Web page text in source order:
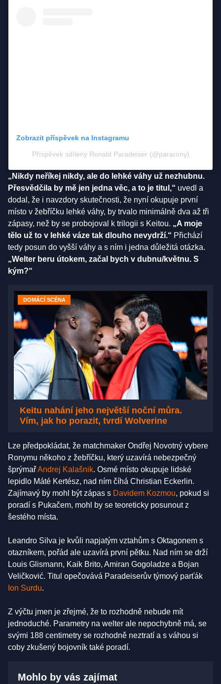
Zobrazit příspěvek na Instagramu
Příspěvek sdílený Ronald Paradeiser (@pararony)
„Nikdy neříkej nikdy, ale do lehké váhy už nezhubnu.
Přesvědčila by mě jen jedna věc, a to je titul,“ uvedl a
dodal, že i navzdory skutečnosti, že nyní okupuje první
místo v žebříčku lehké váhy, by trvalo minimálně dva až tři
zápasy, než by se probojoval k trilogii s Keitou. „A moje
tělo už to v lehké váze tak dlouho nevydrží.“ Přichází
tedy posun do vyšší váhy a s ním i jedna důležitá otázka.
„Welter beru útokem, začal bych v dubnu/květnu. S
kým?“
DOMÁCÍ SCÉNA
Keitu nahání jeho největší noční můra.
Vím, jak ho porazit, tvrdí Wolverine
Lze předpokládat, že matchmaker Ondřej Novotný vybere
Ronymu někoho z žebříčku, který uzavírá nebezpečný
šprýmařAndrej Kalašnik. Osmé místo okupuje lidské
lepidlo Máté Kertész, nad ním číhá Christian Eckerlin.
Zajímavý by mohl být zápas s Davidem Kozmou, pokud si
poradí s Pukačem, mohl by se teoreticky posunout z
šestého místa.
Leandro Silva je kvůli napjatým vztahům s Oktagonem s
otazníkem, pořád ale uzavírá první pětku. Nad ním se drží
Louis Glismann, Kaik Brito, Amiran Gogoladze a Bojan
Veličković. Titul opečovává Paradeiserův týmový parťák
Ion Surdu.
Z výčtu jmen je zřejmé, že to rozhodně nebude mít
jednoduché. Parametry na welter ale nepochybně má, se
svými 188 centimetry se rozhodně neztratí a s váhou si
coby zkušený bojovník také poradí.
Mohlo by vás zajímat